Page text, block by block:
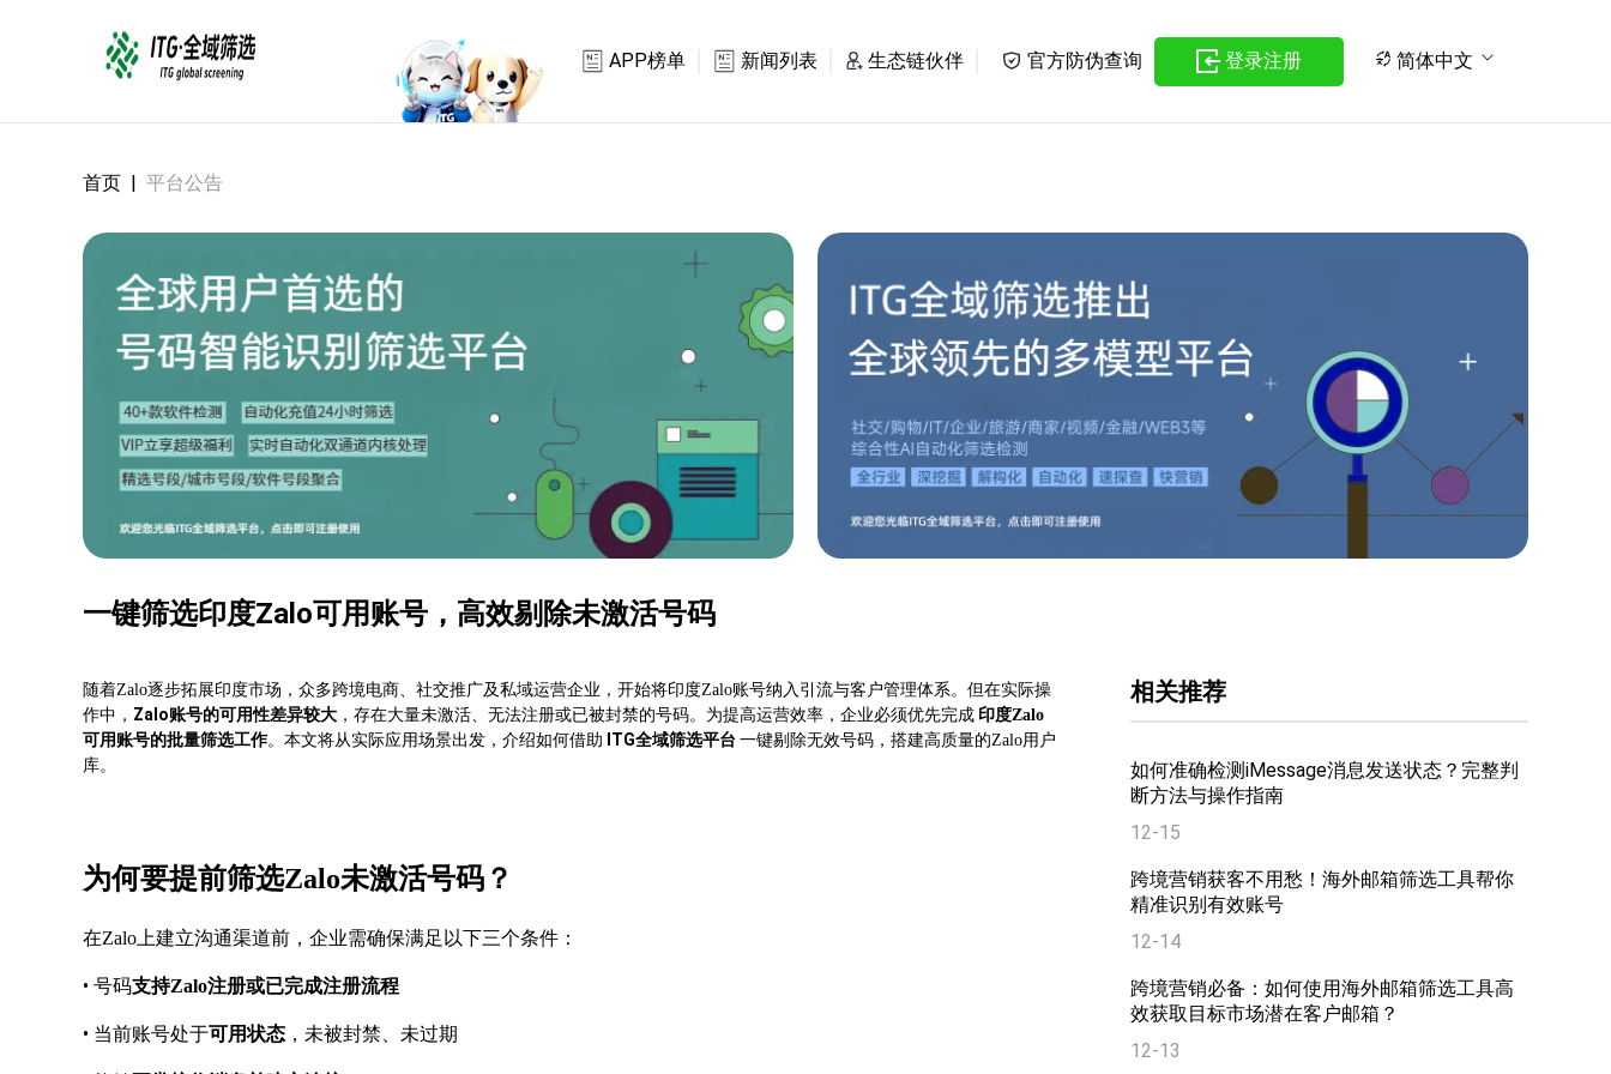
APP榜单 新闻列表 生态链伙伴 官方防伪查询 登录注册 简体中文
首页 | 平台公告
一键筛选印度Zalo可用账号，高效剔除未激活号码
随着Zalo逐步拓展印度市场，众多跨境电商、社交推广及私域运营企业，开始将印度Zalo账号纳入引流与客户管理体系。但在实际操
作中， Zalo账号的可用性差异较大 ，存在大量未激活、无法注册或已被封禁的号码。为提高运营效率，企业必须优先完成 印度Zalo
可用账号的批量筛选工作。本文将从实际应用场景出发，介绍如何借助 ITG全域筛选平台 一键剔除无效号码，搭建高质量的Zalo用户
库。
为何要提前筛选Zalo未激活号码？
在Zalo上建立沟通渠道前，企业需确保满足以下三个条件：
• 号码支持Zalo注册或已完成注册流程
• 当前账号处于可用状态 ，未被封禁、未过期
相关推荐
如何准确检测iMessage消息发送状态？完整判
断方法与操作指南
12-15
跨境营销获客不用愁！海外邮箱筛选工具帮你
精准识别有效账号
12-14
跨境营销必备：如何使用海外邮箱筛选工具高
效获取目标市场潜在客户邮箱？
12-13